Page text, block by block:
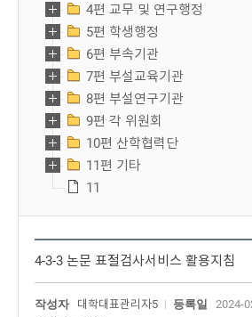
4편 교무 및 연구행정
5편 학생행정
6편 부속기관
7편 부설교육기관
8편 부설연구기관
9편 각 위원회
10편 산학협력단
11편 기타
11
4-3-3 논문 표절검사서비스 활용지침
작성자 대학대표관리자5 등록일
2024-